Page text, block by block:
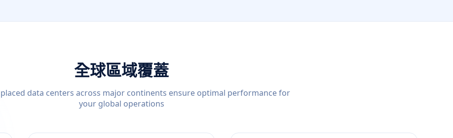
全球區域覆蓋
data centers across major continents ensure optimal performance for
your global operations